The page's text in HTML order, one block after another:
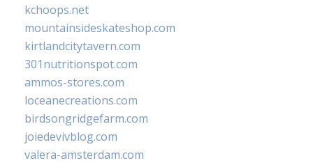
kchoops.net
mountainsideskateshop.com
kirtlandcitytavern.com
301nutritionspot.com
ammos-stores.com
loceanecreations.com
birdsongridgefarm.com
joiedevivblog.com
valera-amsterdam.com